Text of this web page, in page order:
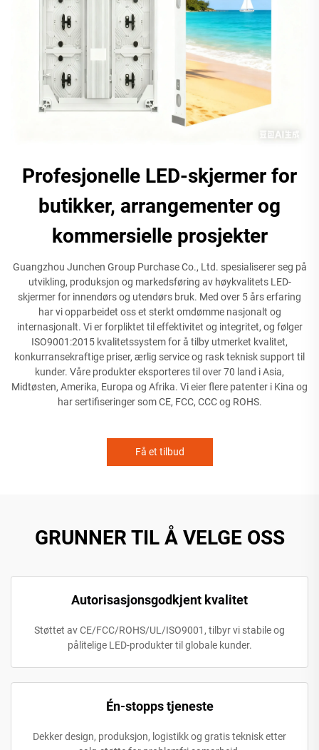
Profesjonelle LED-skjermer for
butikker, arrangementer og
kommersielle prosjekter
Guangzhou Junchen Group Purchase Co., Ltd. spesialiserer seg på
utvikling, produksjon og markedsføring av høykvalitets LED-
skjermer for innendørs og utendørs bruk. Med over 5 års erfaring
har vi opparbeidet oss et sterkt omdømme nasjonalt og
internasjonalt. Vi er forpliktet til effektivitet og integritet, og følger
ISO9001:2015 kvalitetssystem for å tilby utmerket kvalitet,
konkurransekraftige priser, ærlig service og rask teknisk support til
kunder. Våre produkter eksporteres til over 70 land i Asia,
Midtøsten, Amerika, Europa og Afrika. Vi eier flere patenter i Kina og
har sertifiseringer som CE, FCC, CCC og ROHS.
Få et tilbud
GRUNNER TIL Å VELGE OSS
Autorisasjonsgodkjent kvalitet
Støttet av CE/FCC/ROHS/UL/ISO9001, tilbyr vi stabile og
pålitelige LED-produkter til globale kunder.
Én-stopps tjeneste
Dekker design, produksjon, logistikk og gratis teknisk etter